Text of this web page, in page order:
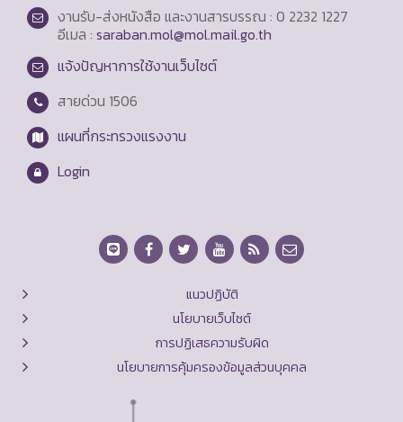
งานรับ-ส่งหนังสือ และงานสารบรรณ : 0 2232 1227
อีเมล : saraban.mol@mol.mail.go.th
แจ้งปัญหาการใช้งานเว็บไซต์
สายด่วน 1506
แผนที่กระทรวงแรงงาน
Login
แนวปฏิบัติ
นโยบายเว็บไซต์
การปฏิเสธความรับผิด
นโยบายการคุ้มครองข้อมูลส่วนบุคคล